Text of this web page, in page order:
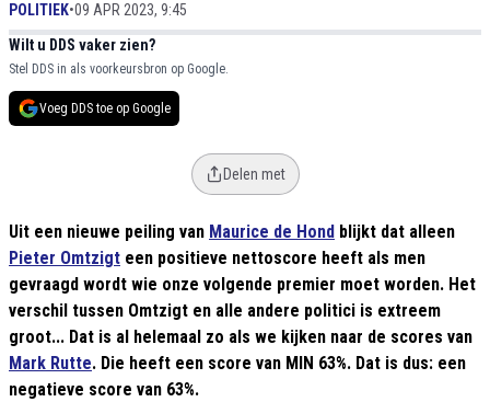
POLITIEK•09 APR 2023, 9:45
Wilt u DDS vaker zien?
Stel DDS in als voorkeursbron op Google.
Voeg DDS toe op Google
Delen met
Uit een nieuwe peiling van Maurice de Hond blijkt dat alleen
Pieter Omtzigt een positieve nettoscore heeft als men
gevraagd wordt wie onze volgende premier moet worden. Het
verschil tussen Omtzigt en alle andere politici is extreem
groot... Dat is al helemaal zo als we kijken naar de scores van
Mark Rutte. Die heeft een score van MIN 63%. Dat is dus: een
negatieve score van 63%.